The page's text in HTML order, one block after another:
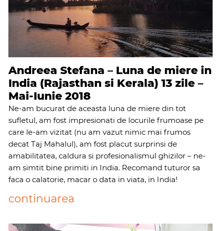
Andreea Stefana – Luna de miere in
India (Rajasthan si Kerala) 13 zile –
Mai-Iunie 2018
Ne-am bucurat de aceasta luna de miere din tot
sufletul, am fost impresionati de locurile frumoase pe
care le-am vizitat (nu am vazut nimic mai frumos
decat Taj Mahalul), am fost placut surprinsi de
amabilitatea, caldura si profesionalismul ghizilor – ne-
am simtit bine primiti in India. Recomand tuturor sa
faca o calatorie, macar o data in viata, in India!
continuarea